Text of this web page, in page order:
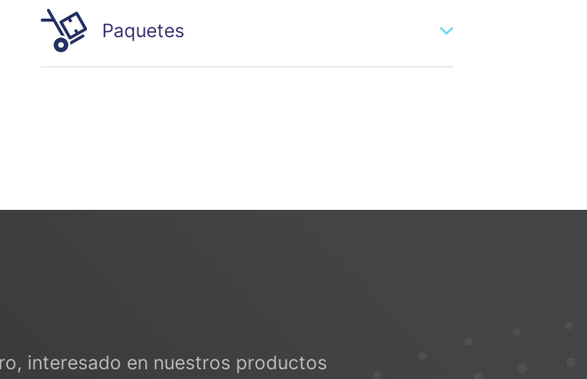
Paquetes
interesado en nuestros productos